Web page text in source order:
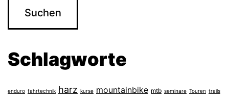
Schlagworte
enduro fahrtechnik harz kurse mountainbike mtb seminare Touren trails